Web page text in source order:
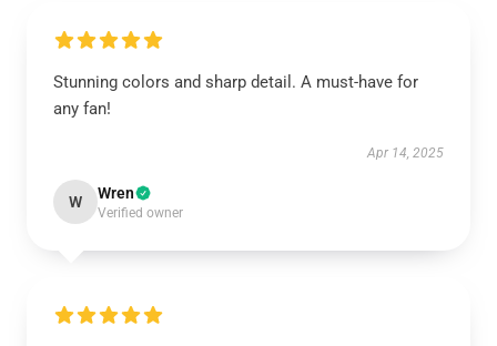
Stunning colors and sharp detail. A must-have for
any fan!
Apr 14, 2025
W Wren
Verified owner